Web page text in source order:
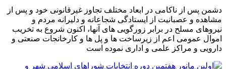
دشمن پس از ناکامی در ابعاد مختلف تجاوز غیرقانونی خود و پس از
مشاهده و عصبانیت از ایستادگی شجاعانه و دلیرانه مردم و
نیروهای مسلح در برابر زورگویی های آنها، اکنون شروع به تخریب
اموال عمومی اعم از زیرساخت ها و پل ها و کارخانجات صنعتی و
دارویی و مراکز علمی و اداری نموده است